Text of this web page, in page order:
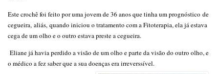
Este crochê foi feito por uma jovem de 36 anos que tinha um prognóstico de
cegueira, aliás, quando iniciou o tratamento com a Fitoterapia, ela já estava
cega de um olho e o outro estava preste a cegueira.
Eliane já havia perdido a visão de um olho e parte da visão do outro olho, e
o médico a fez saber que a sua doenças era irreverssível.